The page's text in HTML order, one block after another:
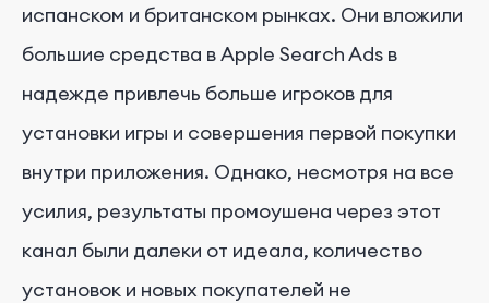
испанском и британском рынках. Они вложили
большие средства в Apple Search Ads в
надежде привлечь больше игроков для
установки игры и совершения первой покупки
внутри приложения. Однако, несмотря на все
усилия, результаты промоушена через этот
канал были далеки от идеала, количество
установок и новых покупателей не